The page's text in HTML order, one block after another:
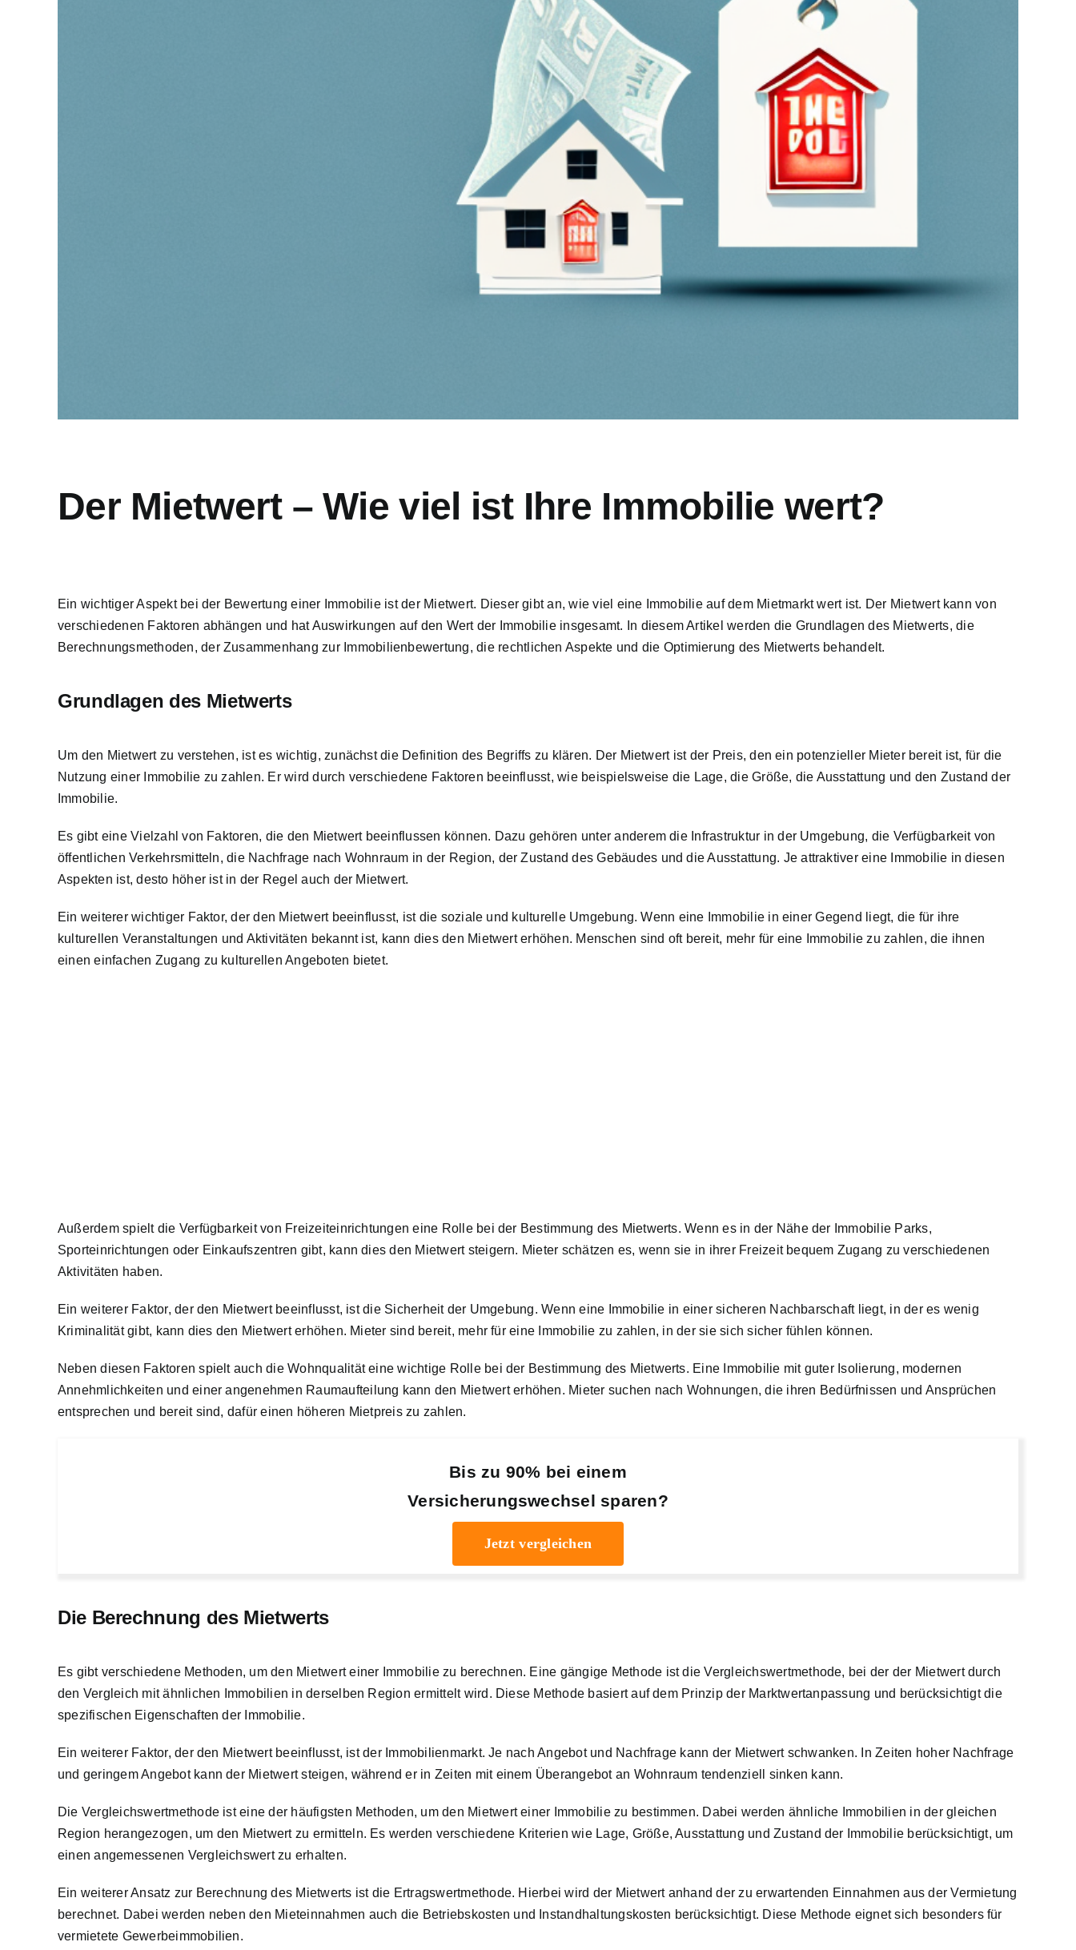
Der Mietwert – Wie viel ist Ihre Immobilie wert?
Ein wichtiger Aspekt bei der Bewertung einer Immobilieist der Mietwert. Dieser gibt an, wie viel eine Immobilie auf dem Mietmarkt wert ist. Der Mietwert kann von
verschiedenen Faktoren abhängen und hat Auswirkungen auf den Wert der Immobilie insgesamt. In diesem Artikel werden die Grundlagen des Mietwerts, die
Berechnungsmethoden, der Zusammenhang zur Immobilienbewertung, die rechtlichen Aspekte und die Optimierung des Mietwertsbehandelt.
Grundlagen des Mietwerts
Um den Mietwert zu verstehen, ist es wichtig, zunächst die Definition des Begriffs zu klären. Der Mietwert ist der Preis, den ein potenzieller Mieter bereit ist, für die
Nutzung einer Immobilie zu zahlen. Er wird durch verschiedene Faktoren beeinflusst, wie beispielsweise die Lage, die Größe, die Ausstattung und den Zustand der
Immobilie.
Es gibt eine Vielzahl von Faktoren, die den Mietwert beeinflussen können. Dazu gehören unter anderem die Infrastruktur in der Umgebung, die Verfügbarkeit von
öffentlichen Verkehrsmitteln, die Nachfrage nach Wohnraum in der Region, der Zustand des Gebäudes und die Ausstattung. Je attraktiver eine Immobilie in diesen
Aspekten ist, desto höher ist in der Regel auch der Mietwert.
Ein weiterer wichtiger Faktor, der den Mietwert beeinflusst, ist die soziale und kulturelle Umgebung. Wenn eine Immobilie in einer Gegend liegt, die für ihre
kulturellen Veranstaltungen und Aktivitäten bekannt ist, kann dies den Mietwert erhöhen. Menschen sind oft bereit, mehr für eine Immobilie zu zahlen, die ihnen
einen einfachen Zugang zu kulturellen Angeboten bietet.
Außerdem spielt die Verfügbarkeit von Freizeiteinrichtungen eine Rolle bei der Bestimmung des Mietwerts. Wenn es in der Nähe der Immobilie Parks,
Sporteinrichtungen oder Einkaufszentren gibt, kann dies den Mietwert steigern. Mieter schätzen es, wenn sie in ihrer Freizeit bequem Zugang zu verschiedenen
Aktivitäten haben.
Ein weiterer Faktor, der den Mietwert beeinflusst, ist die Sicherheit der Umgebung. Wenn eine Immobilie in einer sicheren Nachbarschaft liegt, in der es wenig
Kriminalität gibt, kann dies den Mietwert erhöhen. Mieter sind bereit, mehr für eine Immobilie zu zahlen, in der sie sich sicher fühlen können.
Neben diesen Faktoren spielt auch die Wohnqualität eine wichtige Rolle bei der Bestimmung des Mietwerts. Eine Immobilie mit guter Isolierung, modernen
Annehmlichkeiten und einer angenehmen Raumaufteilung kann den Mietwert erhöhen. Mieter suchen nach Wohnungen, die ihren Bedürfnissen und Ansprüchen
entsprechen und bereit sind, dafür einen höheren Mietpreis zu zahlen.
Bis zu 90% bei einem
Versicherungswechsel sparen?
Jetzt vergleichen
Die Berechnung des Mietwerts
Es gibt verschiedene Methoden, um den Mietwert einer Immobilie zu berechnen. Eine gängige Methode ist die Vergleichswertmethode, bei der der Mietwert durch
den Vergleich mit ähnlichen Immobilien in derselben Region ermittelt wird. Diese Methode basiert auf dem Prinzip der Marktwertanpassung und berücksichtigt die
spezifischen Eigenschaften der Immobilie.
Ein weiterer Faktor, der den Mietwert beeinflusst, ist der Immobilienmarkt. Je nach Angebot und Nachfrage kann der Mietwert schwanken. In Zeiten hoher Nachfrage
und geringem Angebot kann der Mietwert steigen, während er in Zeiten mit einem Überangebot an Wohnraum tendenziell sinken kann.
Die Vergleichswertmethode ist eine der häufigsten Methoden, um den Mietwert einer Immobilie zu bestimmen. Dabei werden ähnliche Immobilien in der gleichen
Region herangezogen, um den Mietwert zu ermitteln. Es werden verschiedene Kriterien wie Lage, Größe, Ausstattung und Zustand der Immobilie berücksichtigt, um
einen angemessenen Vergleichswert zu erhalten.
Ein weiterer Ansatz zur Berechnung des Mietwerts ist die Ertragswertmethode. Hierbei wird der Mietwert anhand der zu erwartenden Einnahmen aus der Vermietung
berechnet. Dabei werden neben den Mieteinnahmen auch die Betriebskosten und Instandhaltungskosten berücksichtigt. Diese Methode eignet sich besonders für
vermietete Gewerbeimmobilien.